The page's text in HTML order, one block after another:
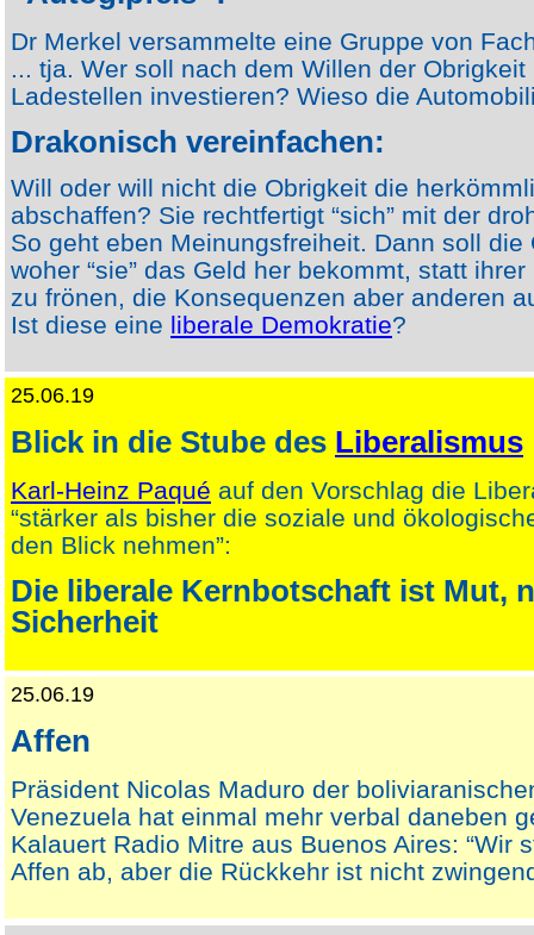
Dr Merkel versammelte eine Gruppe von
... tja. Wer soll nach dem Willen der Obrigkeit
Ladestellen investieren? Wieso die
Drakonisch vereinfachen:
Will oder will nicht die Obrigkeit die
abschaffen? Sie rechtfertigt “sich” mit der
So geht eben Meinungsfreiheit. Dann soll die
woher “sie” das Geld her bekommt, statt
zu frönen, die Konsequenzen aber anderen
Ist diese eine liberale Demokratie?
25.06.19
Blick in die Stube des Liberalismus
Karl-Heinz Paqué auf den Vorschlag die
“stärker als bisher die soziale und
den Blick nehmen”:
Die liberale Kernbotschaft ist Mut,
Sicherheit
25.06.19
Affen
Präsident Nicolas Maduro der
Venezuela hat einmal mehr verbal daneben
Kalauert Radio Mitre aus Buenos Aires: “Wir
Affen ab, aber die Rückkehr ist nicht